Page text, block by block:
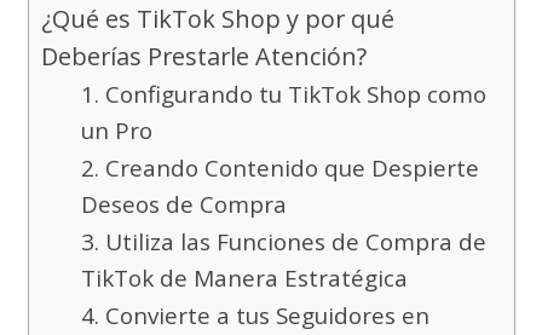
¿Qué es TikTok Shop y por qué
Deberías Prestarle Atención?
1. Configurando tu TikTok Shop como
un Pro
2. Creando Contenido que Despierte
Deseos de Compra
3. Utiliza las Funciones de Compra de
TikTok de Manera Estratégica
4. Convierte a tus Seguidores en